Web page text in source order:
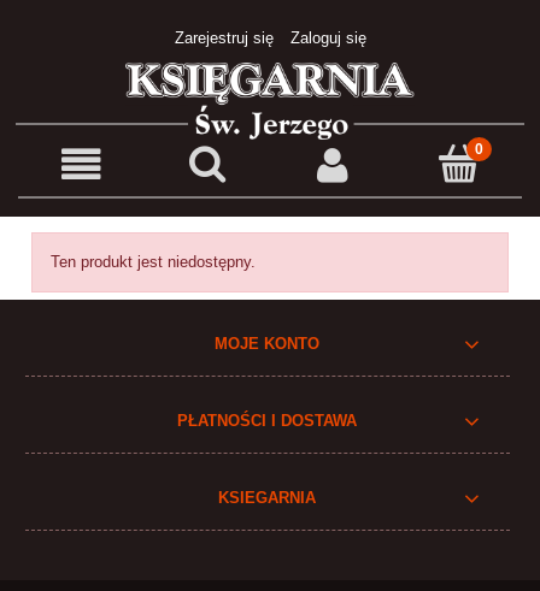
Zarejestruj się Zaloguj się
Ten produkt jest niedostępny.
MOJE KONTO
PŁATNOŚCI I DOSTAWA
KSIEGARNIA